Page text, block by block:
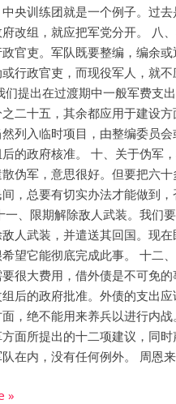
央训练团就是一个例子。过
改组，就应把军党分开。 八
官吏。军队既要整编，编余
行政官吏，而现役军人，就
们提出在过渡期中一般军费支
二十五，其余都应用于建设
列入临时项目，由整编委员
的政府核准。 十、关于伪军
伪军，意思很好。但要把六
，总要有切实办法才能做到
一、限期解除敌人武装。我们
人武装，并遣送其回国。现
望它能彻底完成此事。 十二、
很大费用，借外债是不可免
后的政府批准。外债的支出
，绝不能用来养兵以进行内
面所提出的十二项建议，同
在内，没有任何例外。 周恩来
»